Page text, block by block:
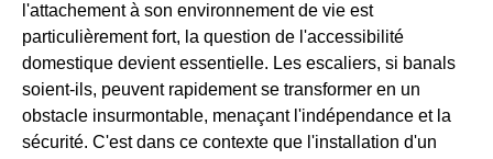
l'attachement à son environnement de vie est
particulièrement fort, la question de l'accessibilité
domestique devient essentielle. Les escaliers, si banals
soient-ils, peuvent rapidement se transformer en un
obstacle insurmontable, menaçant l'indépendance et la
sécurité. C'est dans ce contexte que l'installation d'un